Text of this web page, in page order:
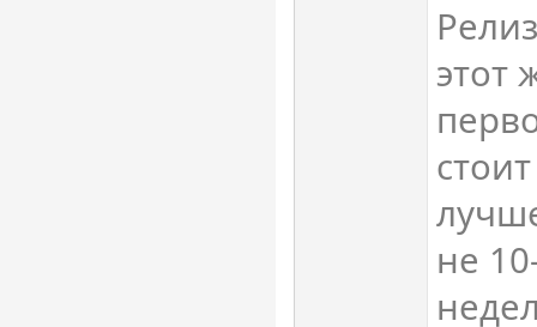
этот
не